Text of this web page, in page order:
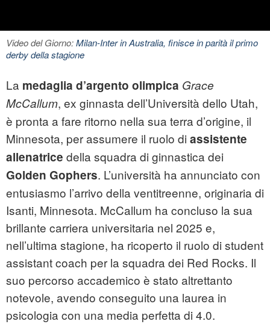
Video del Giorno:Milan-Inter in Australia, finisce in parità il primo
derby della stagione
La medaglia d’argento olimpica Grace
McCallum, ex ginnasta dell’Università dello Utah,
è pronta a fare ritorno nella sua terra d’origine, il
Minnesota, per assumere il ruolo di assistente
allenatrice della squadra di ginnastica dei
Golden Gophers. L’università ha annunciato con
entusiasmo l’arrivo della ventitreenne, originaria di
Isanti, Minnesota. McCallum ha concluso la sua
brillante carriera universitaria nel 2025 e,
nell’ultima stagione, ha ricoperto il ruolo di student
assistant coach per la squadra dei Red Rocks. Il
suo percorso accademico è stato altrettanto
notevole, avendo conseguito una laurea in
psicologia con una media perfetta di 4.0.